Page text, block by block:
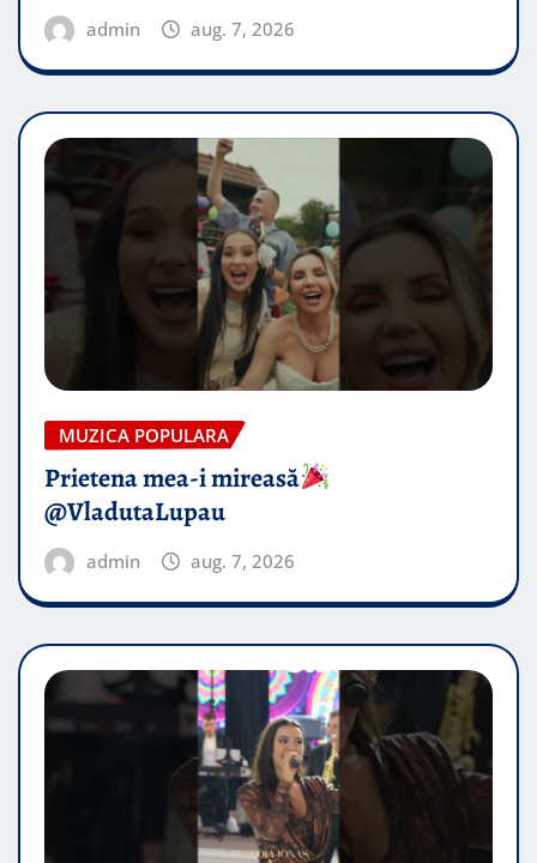
admin aug. 7, 2026
MUZICA POPULARA
Prietena mea-i mireasă​
@VladutaLupau
admin aug. 7, 2026